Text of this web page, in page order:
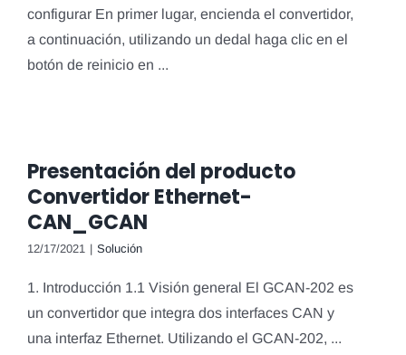
configurar En primer lugar, encienda el convertidor,
a continuación, utilizando un dedal haga clic en el
botón de reinicio en ...
Presentación del producto
Convertidor Ethernet-
CAN_GCAN
12/17/2021 | Solución
1. Introducción 1.1 Visión general El GCAN-202 es
un convertidor que integra dos interfaces CAN y
una interfaz Ethernet. Utilizando el GCAN-202, ...